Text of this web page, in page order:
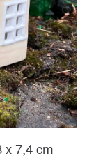
x 7,4 cm